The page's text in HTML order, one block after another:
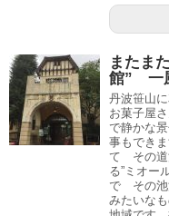
またま
館” 一
丹波笹山
お菓子屋
で静かな
事もでき
て その道
る”ミオー
で その池
みたいな